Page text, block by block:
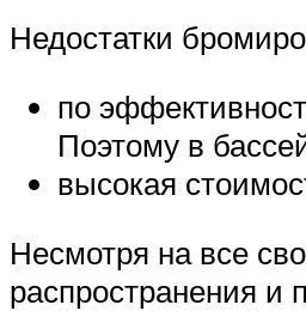
Недостатки
по
Поэтому в
высокая
Несмотря на все
распространения